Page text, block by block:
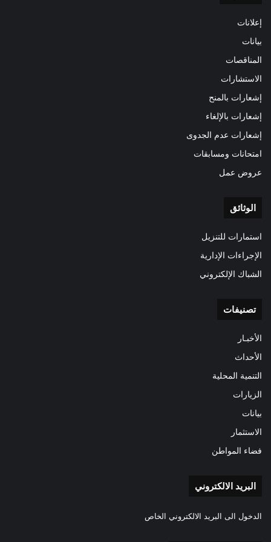
إعلانات
بيانات
المناقصات
الاستشارات
إشعارات بالمنح
إشعارات بالإلغاء
إشعارات عدم الجدوى
امتحانات ومسابقات
عروض عمل
الوثائق
استمارات للتنزيل
الإجراءات الإدارية
الشباك الإلكتروني
تصنيفات
الأخبـار
الأحداث
التنمية المحلية
الزيارات
بيانات
الاستثمار
فضاء المواطن
البريد الالكتروني
الدخول الى البريد الالكتروني الخاص